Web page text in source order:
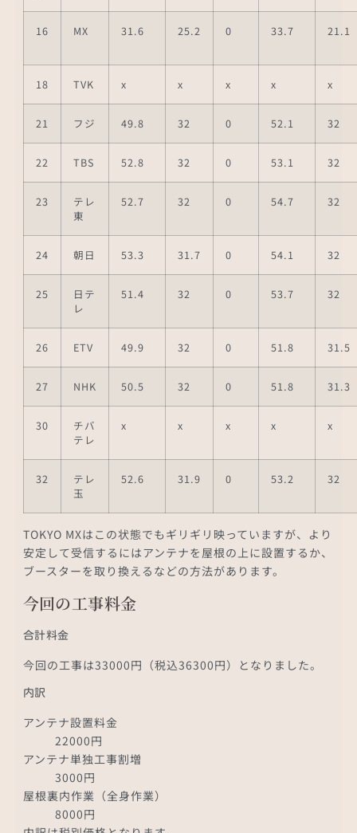
16 MX 31.6 25.2 0 33.7 21.1
18 TVK x x x x x
21 フジ 49.8 32 0 52.1 32
22 TBS 52.8 32 0 53.1 32
23
テレ
東
52.7 32 0 54.7 32
24 朝日 53.3 31.7 0 54.1 32
25
日テ
レ
51.4 32 0 53.7 32
26 ETV 49.9 32 0 51.8 31.5
27 NHK 50.5 32 0 51.8 31.3
30
チバ
テレ
x x x x x
32
テレ
玉
52.6 31.9 0 53.2 32
TOKYO MXはこの状態でもギリギリ映っていますが、より
安定して受信するにはアンテナを屋根の上に設置するか、
ブースターを取り換えるなどの方法があります。
今回の工事料金
合計料金
今回の工事は33000円（税込36300円）となりました。
内訳
アンテナ設置料金
22000円
アンテナ単独工事割増
3000円
屋根裏内作業（全身作業）
8000円